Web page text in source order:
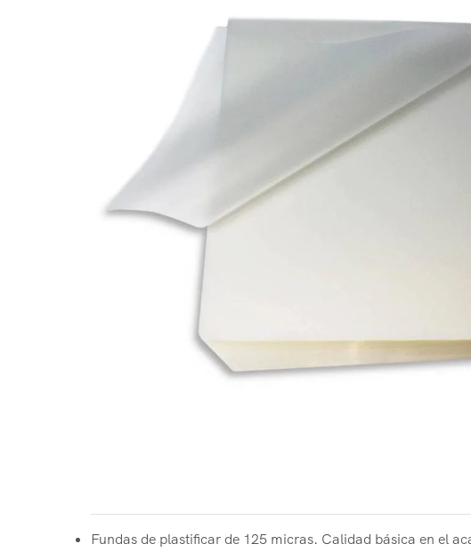
Fundas de plastificar de 125 micras. Calidad básica en el